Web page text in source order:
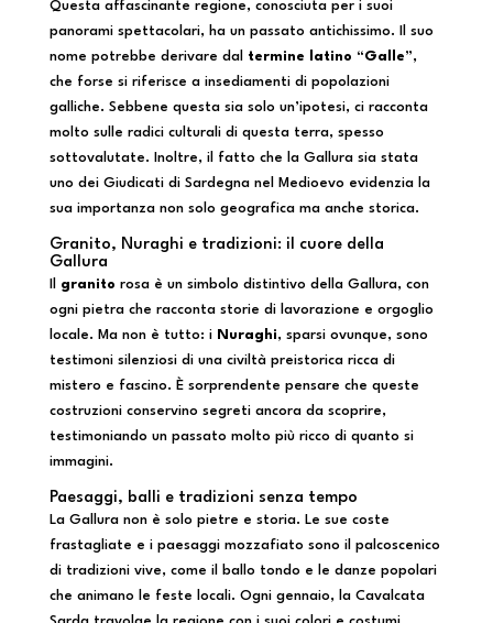
Questa affascinante regione, conosciuta per i suoi
panorami spettacolari, ha un passato antichissimo. Il suo
nome potrebbe derivare dal termine latino “Galle”,
che forse si riferisce a insediamenti di popolazioni
galliche. Sebbene questa sia solo un’ipotesi, ci racconta
molto sulle radici culturali di questa terra, spesso
sottovalutate. Inoltre, il fatto che la Gallura sia stata
uno dei Giudicati di Sardegna nel Medioevo evidenzia la
sua importanza non solo geografica ma anche storica.
Granito, Nuraghi e tradizioni: il cuore della
Gallura
granito rosa è un simbolo distintivo della Gallura, con
ogni pietra che racconta storie di lavorazione e orgoglio
locale. Ma non è tutto: i Nuraghi, sparsi ovunque, sono
testimoni silenziosi di una civiltà preistorica ricca di
mistero e fascino. È sorprendente pensare che queste
costruzioni conservino segreti ancora da scoprire,
testimoniando un passato molto più ricco di quanto si
immagini.
Paesaggi, balli e tradizioni senza tempo
La Gallura non è solo pietre e storia. Le sue coste
frastagliate e i paesaggi mozzafiato sono il palcoscenico
di tradizioni vive, come il ballo tondo e le danze popolari
che animano le feste locali. Ogni gennaio, la Cavalcata